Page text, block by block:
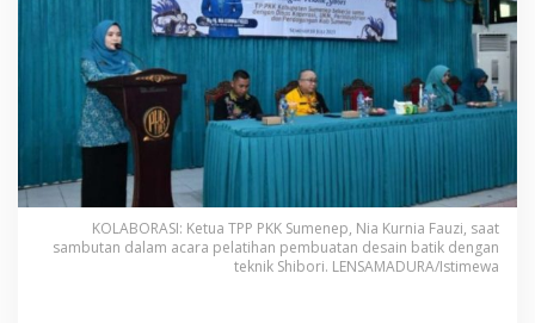
L
a
i
h
r
e
m
p
u
KOLABORASI: Ketua TPP PKK Sumenep, Nia Kurnia Fauzi, saat
sambutan dalam acara pelatihan pembuatan desain batik dengan
teknik Shibori. LENSAMADURA/Istimewa